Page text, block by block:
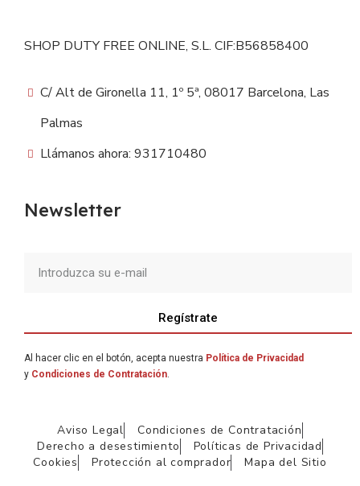
SHOP DUTY FREE ONLINE, S.L. CIF:B56858400
C/ Alt de Gironella 11, 1º 5ª, 08017 Barcelona, Las
Palmas
Llámanos ahora: 931710480
Newsletter
Regístrate
Al hacer clic en el botón, acepta nuestra Política de Privacidad
y Condiciones de Contratación
Aviso Legal
Condiciones de Contratación
Derecho a desestimiento
Políticas de Privacidad
Cookies
Protección al comprador Mapa del Sitio